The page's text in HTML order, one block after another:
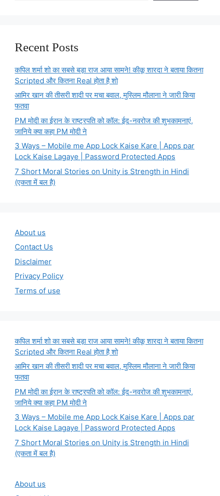
Recent Posts
कपिल शर्मा शो का सबसे बड़ा राज आया सामने! कीकू शारदा ने बताया कितना
Scripted और कितना Real होता है शो
आमिर खान की तीसरी शादी पर मचा बवाल, मुस्लिम मौलाना ने जारी किया
फतवा
PM मोदी का ईरान के राष्ट्रपति को कॉल: ईद-नवरोज की शुभकामनाएं,
जानिये क्या कहा PM मोदी ने
3 Ways – Mobile me App Lock Kaise Kare | Apps par
Lock Kaise Lagaye | Password Protected Apps
7 Short Moral Stories on Unity is Strength in Hindi
(एकता में बल है)
About us
Contact Us
Disclaimer
Privacy Policy
Terms of use
कपिल शर्मा शो का सबसे बड़ा राज आया सामने! कीकू शारदा ने बताया कितना
Scripted और कितना Real होता है शो
आमिर खान की तीसरी शादी पर मचा बवाल, मुस्लिम मौलाना ने जारी किया
फतवा
PM मोदी का ईरान के राष्ट्रपति को कॉल: ईद-नवरोज की शुभकामनाएं,
जानिये क्या कहा PM मोदी ने
3 Ways – Mobile me App Lock Kaise Kare | Apps par
Lock Kaise Lagaye | Password Protected Apps
7 Short Moral Stories on Unity is Strength in Hindi
(एकता में बल है)
About us